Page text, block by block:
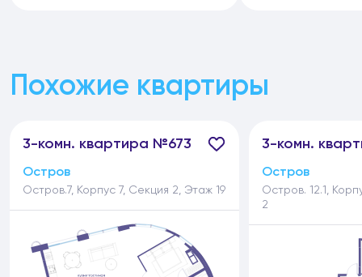
Похожие квартиры
3-комн. квартира №673
Остров
Остров.7, Корпус 7, Секция 2, Этаж 19
3-комн.
Остров
Остров. 12.1,
2